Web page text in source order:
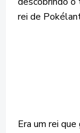
rei de
Era um rei